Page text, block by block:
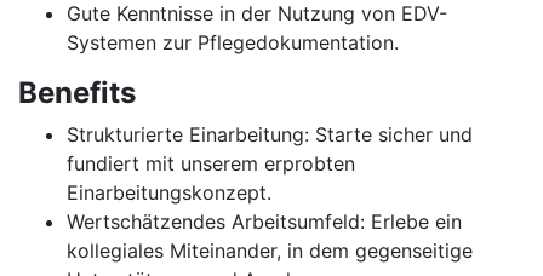
Gute Kenntnisse in der Nutzung von EDV-
Systemen zur Pflegedokumentation.
Benefits
Strukturierte Einarbeitung: Starte sicher und
fundiert mit unserem erprobten
Einarbeitungskonzept.
Wertschätzendes Arbeitsumfeld: Erlebe ein
kollegiales Miteinander, in dem gegenseitige